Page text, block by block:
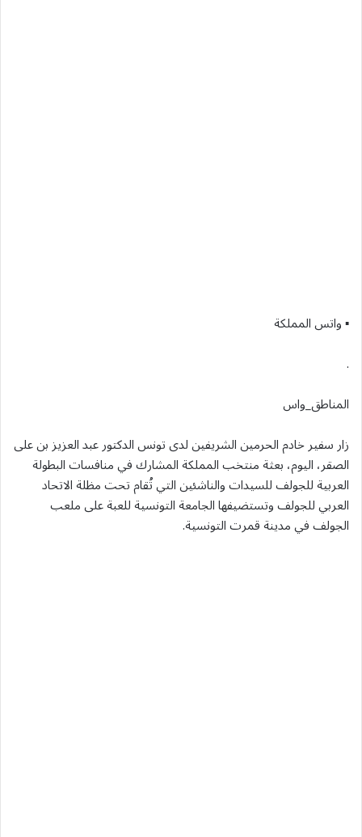
▪︎ واتس المملكة
.
المناطق_واس
زار سفير خادم الحرمين الشريفين لدى تونس الدكتور عبد العزيز بن على
الصقر، اليوم، بعثة منتخب المملكة المشارك في منافسات البطولة
العربية للجولف للسيدات والناشئين التي تُقام تحت مظلة الاتحاد
العربي للجولف وتستضيفها الجامعة التونسية للعبة على ملعب
الجولف في مدينة قمرت التونسية.